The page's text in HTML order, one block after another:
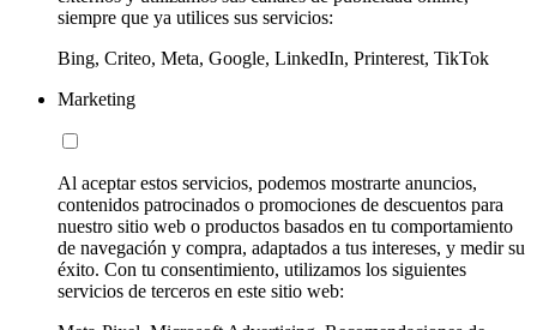
siempre que ya utilices sus servicios:
Bing, Criteo, Meta, Google, LinkedIn, Printerest, TikTok
Marketing
Al aceptar estos servicios, podemos mostrarte anuncios,
contenidos patrocinados o promociones de descuentos para
nuestro sitio web o productos basados en tu comportamiento
de navegación y compra, adaptados a tus intereses, y medir su
éxito. Con tu consentimiento, utilizamos los siguientes
servicios de terceros en este sitio web: